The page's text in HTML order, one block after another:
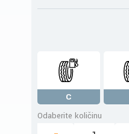
C
Odaberite količinu